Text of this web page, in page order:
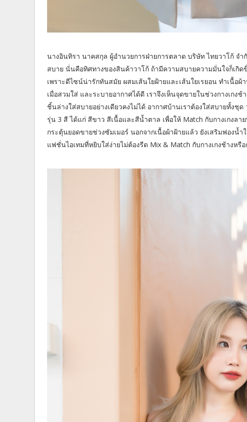
นางอินทิรา นาคสกุล ผู้อำนวยการฝ่ายการตลาด บริษัท ไทยวาโก้ จ
สบาย นั่นคือทิศทางของสินค้าวาโก้ ถ้ามีความสบายความมั่นใจก็เกิ
เพราะดีไซน์น่ารักทันสมัย ผสมเส้นใยฝ้ายและเส้นใยเรยอน ทำเนื้อ
เมื่อสวมใส่ และระบายอากาศได้ดี เราจึงเห็นจุดขายในช่วงกางเกงช้
ชิ้นล่างใส่สบายอย่างเดียวคงไม่ได้ อากาศบ้านเราต้องใส่สบายทั้งชุ
รุ่น 3 สี ได้แก่ สีขาว สีเนื้อและสีน้ำตาล เพื่อให้ Match กับกางเกงล
กระตุ้นยอดขายช่วงซัมเมอร์ นอกจากเนื้อผ้าฝ้ายแล้ว ยังเสริมฟองน้
แฟชั่นไอเทมที่หยิบใส่ง่ายไม่ต้องรีด Mix & Match กับกางเกงช้างหรื